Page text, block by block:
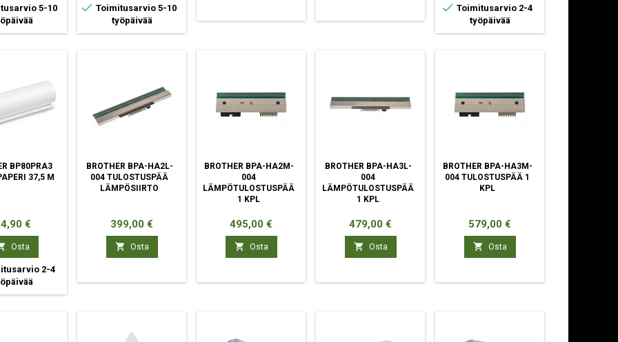
5-10
 Toimitusarvio 5-10
työpäivää
 Toimitusarvio 2-4
työpäivää
BP80PRA3
37,5 M
€
Osta
2-4
BROTHER BPA-HA2L-
004 TULOSTUSPÄÄ
LÄMPÖSIIRTO
Hinta
399,00 €
 Osta
BROTHER BPA-HA2M-
004
LÄMPÖTULOSTUSPÄÄ
1 KPL
Hinta
495,00 €
 Osta
BROTHER BPA-HA3L-
004
LÄMPÖTULOSTUSPÄÄ
1 KPL
Hinta
479,00 €
 Osta
BROTHER BPA-HA3M-
004 TULOSTUSPÄÄ 1
KPL
Hinta
579,00 €
 Osta